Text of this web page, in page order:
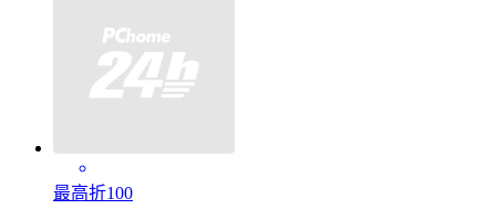
最高折100